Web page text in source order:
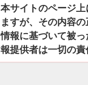
本サイトのページ
ますが、その内容
情報に基づいて被
報提供者は一切の責